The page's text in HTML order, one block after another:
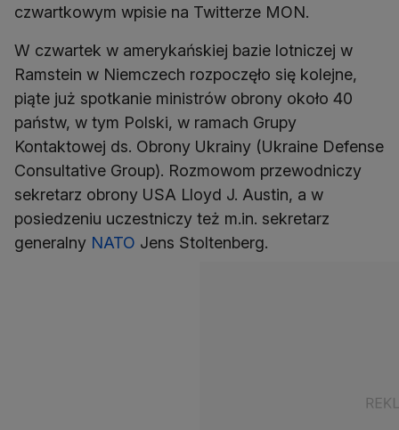
czwartkowym wpisie na Twitterze MON.
W czwartek w amerykańskiej bazie lotniczej w
Ramstein w Niemczech rozpoczęło się kolejne,
piąte już spotkanie ministrów obrony około 40
państw, w tym Polski, w ramach Grupy
Kontaktowej ds. Obrony Ukrainy (Ukraine Defense
Consultative Group). Rozmowom przewodniczy
sekretarz obrony USA Lloyd J. Austin, a w
posiedzeniu uczestniczy też m.in. sekretarz
generalny NATO Jens Stoltenberg.